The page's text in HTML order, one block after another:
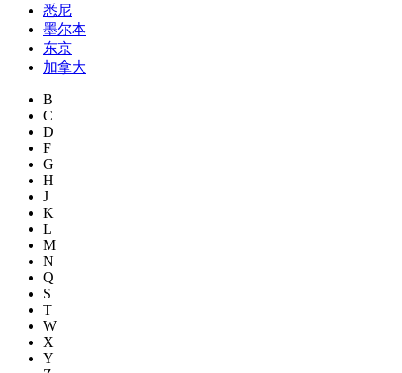
悉尼
墨尔本
东京
加拿大
B
C
D
F
G
H
J
K
L
M
N
Q
S
T
W
X
Y